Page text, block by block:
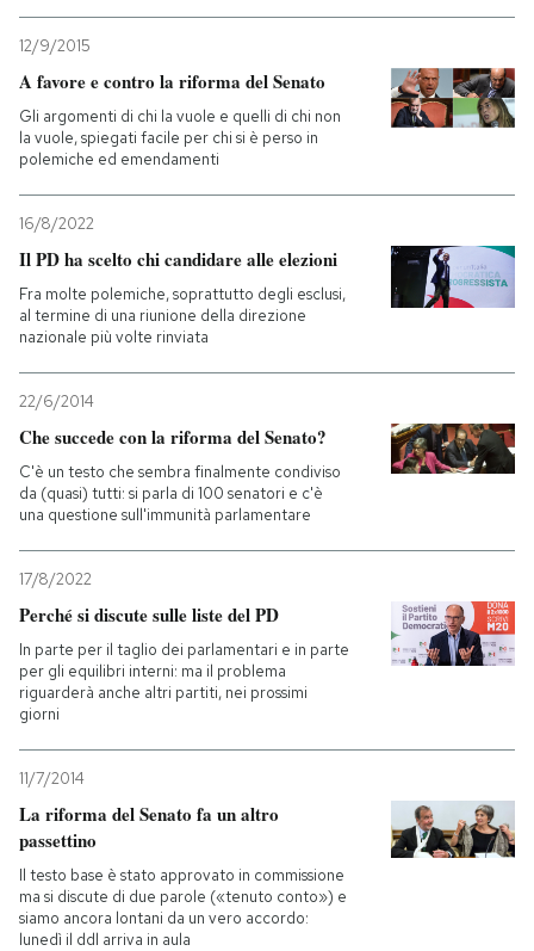
12/9/2015
A favore e contro la riforma del Senato
Gli argomenti di chi la vuole e quelli di chi non
la vuole, spiegati facile per chi si è perso in
polemiche ed emendamenti
16/8/2022
Il PD ha scelto chi candidare alle elezioni
Fra molte polemiche, soprattutto degli esclusi,
al termine di una riunione della direzione
nazionale più volte rinviata
22/6/2014
Che succede con la riforma del Senato?
C'è un testo che sembra finalmente condiviso
da (quasi) tutti: si parla di 100 senatori e c'è
una questione sull'immunità parlamentare
17/8/2022
Perché si discute sulle liste del PD
In parte per il taglio dei parlamentari e in parte
per gli equilibri interni: ma il problema
riguarderà anche altri partiti, nei prossimi
giorni
11/7/2014
La riforma del Senato fa un altro
passettino
Il testo base è stato approvato in commissione
ma si discute di due parole («tenuto conto») e
siamo ancora lontani da un vero accordo:
lunedì il ddl arriva in aula